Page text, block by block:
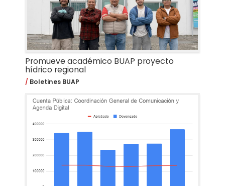
Promueve académico BUAP proyecto
hídrico regional
Boletines BUAP